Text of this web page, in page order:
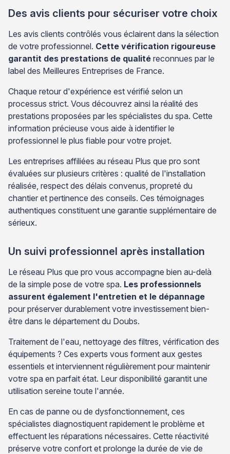
Des avis clients pour sécuriser votre choix
Les avis clients contrôlés vous éclairent dans la sélection
de votre professionnel. Cette vérification rigoureuse
garantit des prestations de qualité reconnues par le
label des Meilleures Entreprises de France.
Chaque retour d'expérience est vérifié selon un
processus strict. Vous découvrez ainsi la réalité des
prestations proposées par les spécialistes du spa. Cette
information précieuse vous aide à identifier le
professionnel le plus fiable pour votre projet.
Les entreprises affiliées au réseau Plus que pro sont
évaluées sur plusieurs critères : qualité de l'installation
réalisée, respect des délais convenus, propreté du
chantier et pertinence des conseils. Ces témoignages
authentiques constituent une garantie supplémentaire de
sérieux.
Un suivi professionnel après installation
Le réseau Plus que pro vous accompagne bien au-delà
de la simple pose de votre spa. Les professionnels
assurent également l'entretien et le dépannage
pour préserver durablement votre investissement bien-
être dans le département du Doubs.
Traitement de l'eau, nettoyage des filtres, vérification des
équipements ? Ces experts vous forment aux gestes
essentiels et interviennent régulièrement pour maintenir
votre spa en parfait état. Leur disponibilité garantit une
utilisation sereine toute l'année.
En cas de panne ou de dysfonctionnement, ces
spécialistes diagnostiquent rapidement le problème et
effectuent les réparations nécessaires. Cette réactivité
préserve votre confort et prolonge la durée de vie de